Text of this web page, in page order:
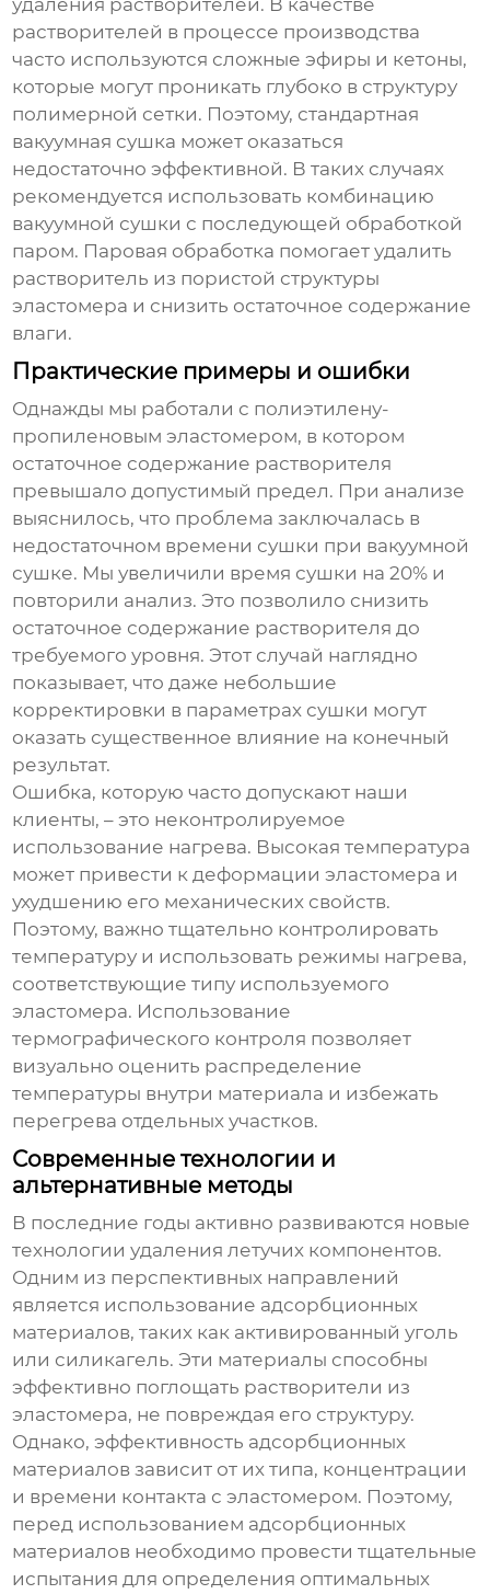
удаления растворителей. В качестве
растворителей в процессе производства
часто используются сложные эфиры и кетоны,
которые могут проникать глубоко в структуру
полимерной сетки. Поэтому, стандартная
вакуумная сушка может оказаться
недостаточно эффективной. В таких случаях
рекомендуется использовать комбинацию
вакуумной сушки с последующей обработкой
паром. Паровая обработка помогает удалить
растворитель из пористой структуры
эластомера и снизить остаточное содержание
влаги.
Практические примеры и ошибки
Однажды мы работали с полиэтилену-
пропиленовым эластомером, в котором
остаточное содержание растворителя
превышало допустимый предел. При анализе
выяснилось, что проблема заключалась в
недостаточном времени сушки при вакуумной
сушке. Мы увеличили время сушки на 20% и
повторили анализ. Это позволило снизить
остаточное содержание растворителя до
требуемого уровня. Этот случай наглядно
показывает, что даже небольшие
корректировки в параметрах сушки могут
оказать существенное влияние на конечный
результат.
Ошибка, которую часто допускают наши
клиенты, – это неконтролируемое
использование нагрева. Высокая температура
может привести к деформации эластомера и
ухудшению его механических свойств.
Поэтому, важно тщательно контролировать
температуру и использовать режимы нагрева,
соответствующие типу используемого
эластомера. Использование
термографического контроля позволяет
визуально оценить распределение
температуры внутри материала и избежать
перегрева отдельных участков.
Современные технологии и
альтернативные методы
В последние годы активно развиваются новые
технологии удалениялетучих компонентов.
Одним из перспективных направлений
является использование адсорбционных
материалов, таких как активированный уголь
или силикагель. Эти материалы способны
эффективно поглощать растворители из
эластомера, не повреждая его структуру.
Однако, эффективность адсорбционных
материалов зависит от их типа, концентрации
и времени контакта с эластомером. Поэтому,
перед использованием адсорбционных
материалов необходимо провести тщательные
испытания для определения оптимальных